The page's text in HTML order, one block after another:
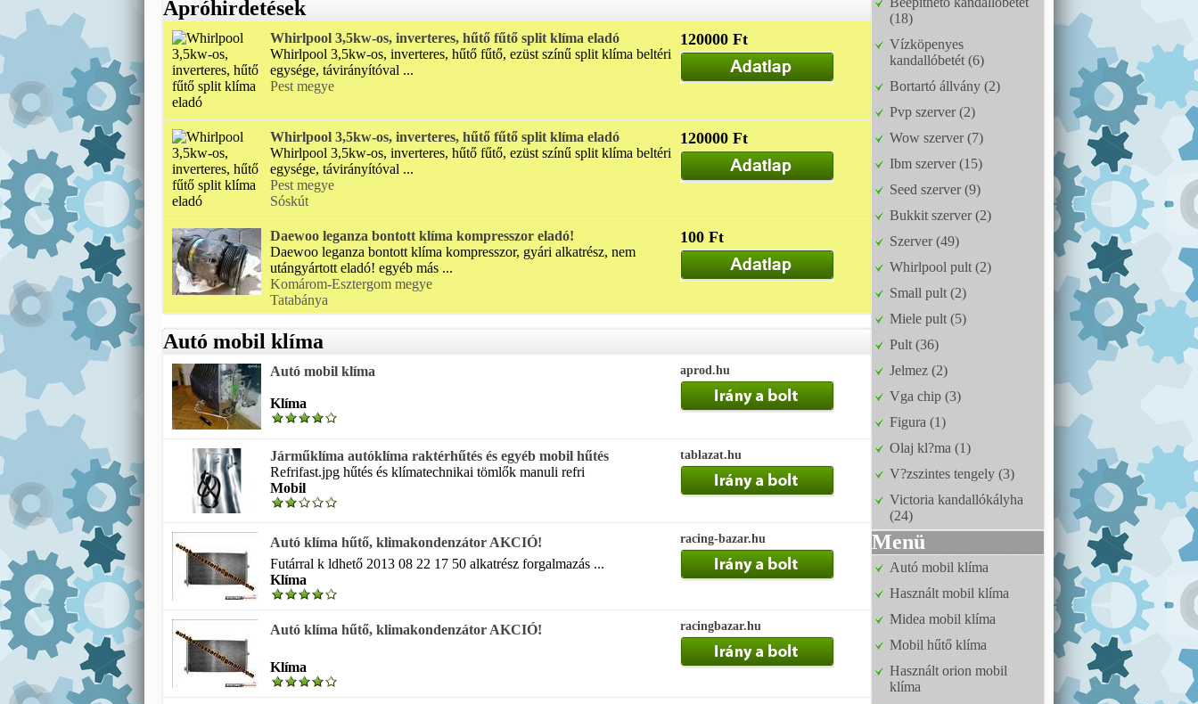
Apróhirdetések
Whirlpool 3,5kw-os, inverteres, hűtő fűtő split klíma eladó
Whirlpool 3,5kw-os, inverteres, hűtő fűtő, ezüst színű split klíma beltéri
egysége, távirányítóval ...
Pest megye
120000 Ft
Whirlpool 3,5kw-os, inverteres, hűtő fűtő split klíma eladó
Whirlpool 3,5kw-os, inverteres, hűtő fűtő, ezüst színű split klíma beltéri
egysége, távirányítóval ...
Pest megye
Sóskút
120000 Ft
Daewoo leganza bontott klíma kompresszor eladó!
Daewoo leganza bontott klíma kompresszor, gyári alkatrész, nem
utángyártott eladó! egyéb más ...
Komárom-Esztergom megye
Tatabánya
100 Ft
Autó mobil klíma
Autó mobil klíma
Klíma
aprod.hu
Járműklíma autóklíma raktérhűtés és egyéb mobil hűtés
Refrifast.jpg hűtés és klímatechnikai tömlők manuli refri
Mobil
tablazat.hu
Autó klíma hűtő, klimakondenzátor AKCIÓ!
Futárral k ldhető 2013 08 22 17 50 alkatrész forgalmazás ...
Klíma
racing-bazar.hu
Autó klíma hűtő, klimakondenzátor AKCIÓ!
Klíma
racingbazar.hu
(18)
Vízköpenyes
kandallóbetét (6)
Bortartó állvány (2)
Pvp szerver (2)
Wow szerver (7)
Ibm szerver (15)
Seed szerver (9)
Bukkit szerver (2)
Szerver (49)
Whirlpool pult (2)
Small pult (2)
Miele pult (5)
Pult (36)
Jelmez (2)
Vga chip (3)
Figura (1)
Olaj kl?ma (1)
V?zszintes tengely (3)
Victoria kandallókályha
(24)
Menü
Autó mobil klíma
Használt mobil klíma
Midea mobil klíma
Mobil hűtő klíma
Használt orion mobil
klíma